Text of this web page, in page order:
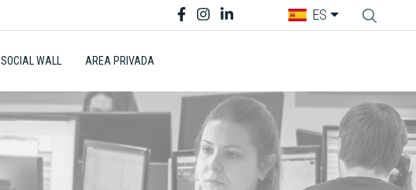
ES
SOCIAL WALL AREA PRIVADA